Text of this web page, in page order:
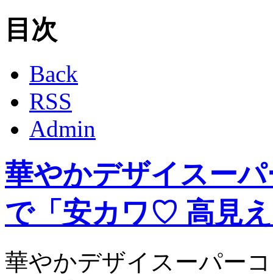
目次
Back
RSS
Admin
華やかデザイスー
で「安カワ♡ 高見
華やかデザイスーパー